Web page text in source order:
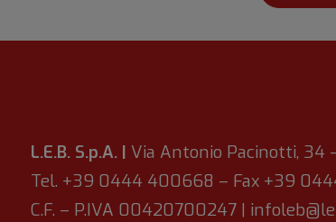
L.E.B. S.p.A. | Via Antonio Pacinotti, 34
Tel. +39 0444 400668 – Fax +39
C.F. – P.IVA 00420700247 |